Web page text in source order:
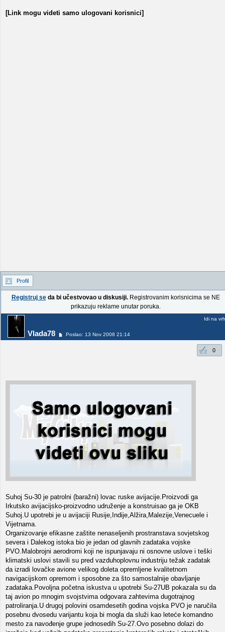
[Link mogu videti samo ulogovani korisnici]
Profil
Registruj seda bi učestvovao u diskusiji.Registrovanim korisnicima se NE
prikazuju reklame unutar poruka.
Vlada78 Poslao: 13 Nov 2008 21:14
Idi na vrh
0
Suhoj Su-30 je patrolni (baražni) lovac ruske avijacije.Proizvodi ga
Irkutsko avijacijsko-proizvodno udruženje a konstruisao ga je OKB
Suhoj.U upotrebi je u avijaciji Rusije,Indije,Alžira,Malezije,Venecuele i
Vijetnama.
Organizovanje efikasne zaštite nenaseljenih prostranstava sovjetskog
severa i Dalekog istoka bio je jedan od glavnih zadataka vojske
PVO.Malobrojni aerodromi koji ne ispunjavaju ni osnovne uslove i teški
klimatski uslovi stavili su pred vazduhoplovnu industriju težak zadatak
da izradi lovačke avione velikog doleta opremljene kvalitetnom
navigacijskom opremom i sposobne za što samostalnije obavljanje
zadataka.Povoljna početna iskustva u upotrebi Su-27UB pokazala su da
taj avion po mnogim svojstvima odgovara zahtevima dugotrajnog
patroliranja.U drugoj polovini osamdesetih godina vojska PVO je naručila
posebnu dvosedu varijantu koja bi mogla da služi kao leteće komandno
mesto za navođenje grupe jednosedih Su-27.Ovo posebno dolazi do